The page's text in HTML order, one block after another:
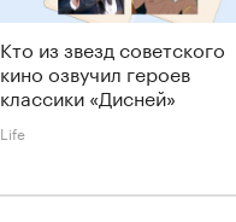
Кто из звезд советского
кино озвучил героев
классики «Дисней»
Life